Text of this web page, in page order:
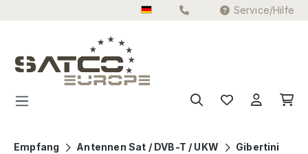
Zum Hauptinhalt springen Service/Hilfe
Empfang Antennen Sat / DVB-T / UKW
Gibertini